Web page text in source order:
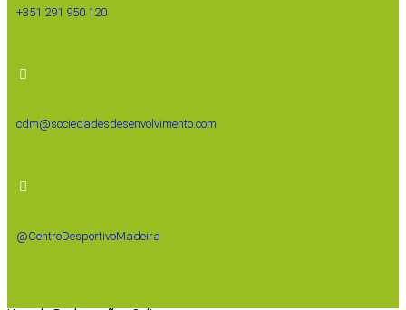
+351 291 950 120
cdm@sociedadesdesenvolvimento.com
@CentroDesportivoMadeira